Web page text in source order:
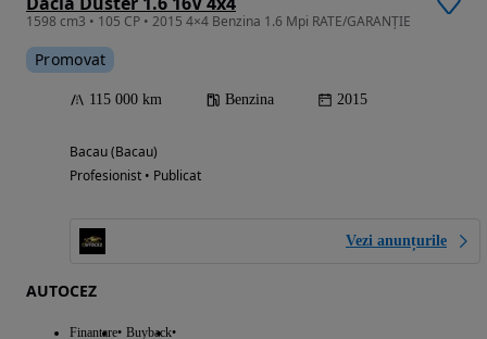
1598 cm3 • 105 CP • 2015 4×4 Benzina 1.6 Mpi RATE/GARANȚIE
Promovat
115 000 km Benzina 2015
Bacau (Bacau)
Profesionist • Publicat
Vezi anunțurile
AUTOCEZ
Finantare Buyback